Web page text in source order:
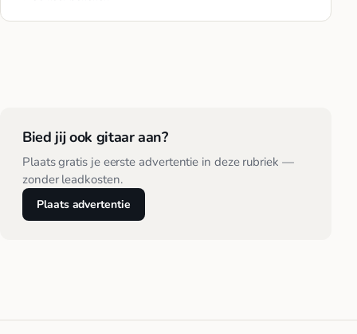
Bied jij ook gitaar aan?
Plaats gratis je eerste advertentie in deze rubriek —
zonder leadkosten.
Plaats advertentie